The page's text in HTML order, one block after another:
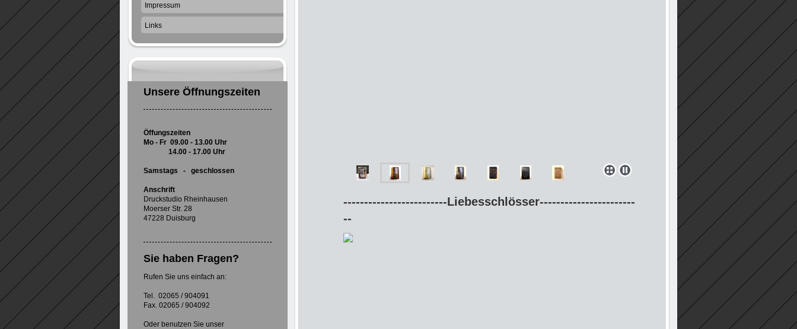
-------------------------Liebesschlösser-----------------------
--
Impressum
Links
Unsere Öffnungszeiten
Öffungszeiten
Mo - Fr 09.00 - 13.00 Uhr
14.00 - 17.00 Uhr
Samstags - geschlossen
Anschrift
Druckstudio Rheinhausen
Moerser Str. 28
47228 Duisburg
Sie haben Fragen?
Rufen Sie uns einfach an:
Tel. 02065 / 904091
Fax. 02065 / 904092
Oder benutzen Sie unser